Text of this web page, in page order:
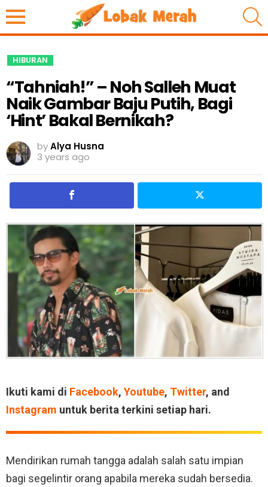
HIBURAN
“Tahniah!” – Noh Salleh Muat
Naik Gambar Baju Putih, Bagi
‘Hint’ Bakal Bernikah?
byAlya Husna
3 years ago
Ikuti kami di Facebook, Youtube, Twitter, and
Instagram untuk berita terkini setiap hari.
Mendirikan rumah tangga adalah salah satu impian
bagi segelintir orang apabila mereka sudah bersedia.